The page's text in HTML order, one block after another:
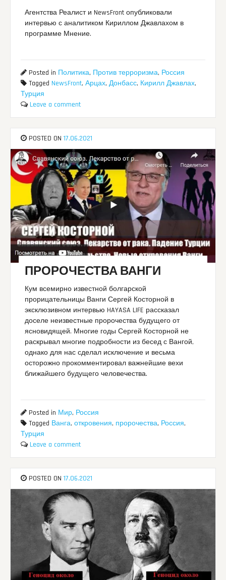
Агентства Реалист и NewsFront опубликовали
интервью с аналитиком Кириллом Джавлахом в
программе Мнение.
Posted in Политика, Против терроризма, Россия
Tagged NewsFront,Арцах,Донбасс, Кирилл Джавлах,
Турция
Leave a comment
POSTED ON17.06.2021
ПРОРОЧЕСТВА ВАНГИ
Кум всемирно известной болгарской
прорицательницы Ванги Сергей Косторной в
эксклюзивном интервью HAYASA LIFE рассказал
доселе неизвестные пророчества будущего от
ясновидящей. Многие годы Сергей Косторной не
раскрывал многие подробности из бесед с Вангой,
однако для нас сделал исключение и весьма
осторожно прокомментировал важнейшие вехи
ближайшего будущего человечества.
Posted in Мир, Россия
Tagged Ванга,откровения, пророчества, Россия,
Турция
Leave a comment
POSTED ON17.06.2021